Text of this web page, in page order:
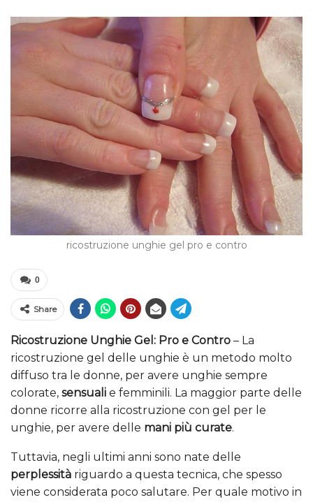
ricostruzione unghie gel pro e contro
0
Share
Ricostruzione Unghie Gel: Pro e Contro – La
ricostruzione gel delle unghie è un metodo molto
diffuso tra le donne, per avere unghie sempre
colorate, sensuali e femminili. La maggior parte delle
donne ricorre alla ricostruzione con gel per le
unghie, per avere delle mani più curate.
Tuttavia, negli ultimi anni sono nate delle
perplessità riguardo a questa tecnica, che spesso
viene considerata poco salutare. Per quale motivo in